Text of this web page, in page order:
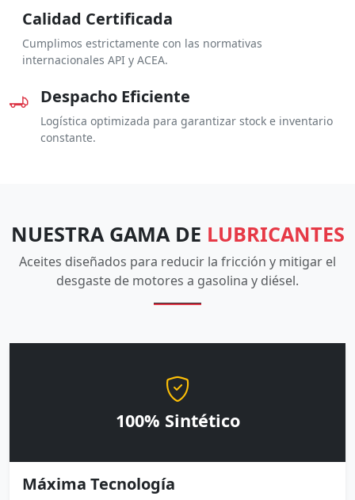
Calidad Certificada
Cumplimos estrictamente con las normativas
internacionales API y ACEA.
Despacho Eficiente
Logística optimizada para garantizar stock e inventario
constante.
NUESTRA GAMA DE LUBRICANTES
Aceites diseñados para reducir la fricción y mitigar el
desgaste de motores a gasolina y diésel.
100% Sintético
Máxima Tecnología